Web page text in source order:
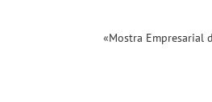
«Mostra Empresarial